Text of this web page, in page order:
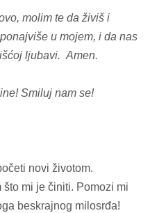
molim te da živiš i
u mojem, i da nas
ljubavi. Amen.
Smiluj nam se!
novi životom.
što mi je činiti. Pomozi mi
beskrajnog milosrđa!